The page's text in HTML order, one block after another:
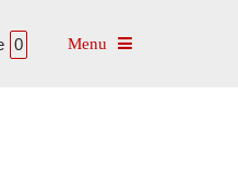
0 Toggle navigation